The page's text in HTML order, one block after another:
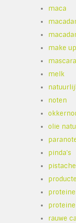
maca
make up
mascara
melk
noten
olie
pinda's
proteine
rauwe